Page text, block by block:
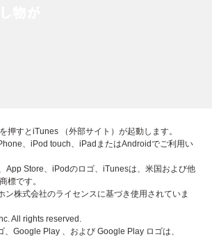
押すとiTunes （外部サイト）が起動します。
、iPod touch、iPadまたはAndroidでご利用い
App Store、iPodのロゴ、iTunesは、米国および他
標です。
ン株式会社のライセンスに基づき使用されていま
All rights reserved.
、Google Play 、および Google Play ロゴは、